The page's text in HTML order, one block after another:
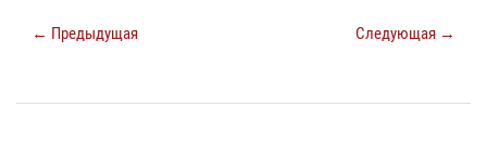
← Предыдущая Следующая →